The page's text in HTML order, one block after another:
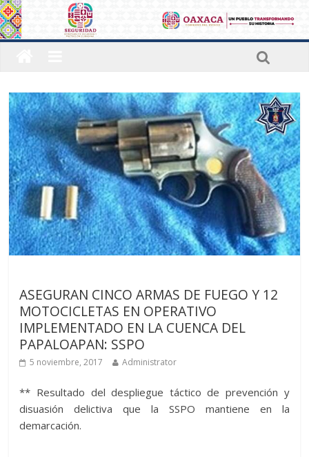
ASEGURAN CINCO ARMAS DE FUEGO Y 12
MOTOCICLETAS EN OPERATIVO
IMPLEMENTADO EN LA CUENCA DEL
PAPALOAPAN: SSPO
5 noviembre, 2017 Administrator
** Resultado del despliegue táctico de prevención y
disuasión delictiva que la SSPO mantiene en la
demarcación.